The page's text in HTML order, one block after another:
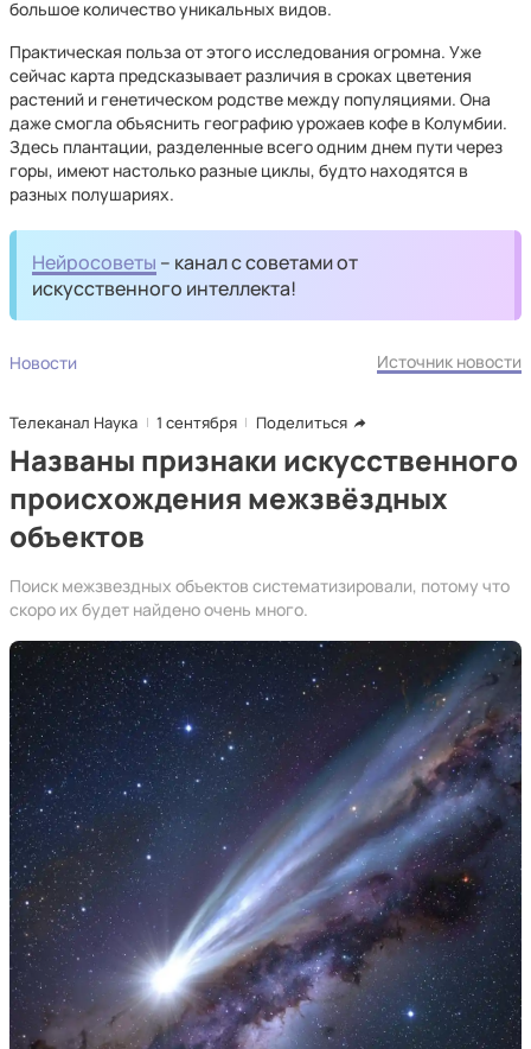
большое количество уникальных видов.
Практическая польза от этого исследования огромна. Уже
сейчас карта предсказывает различия в сроках цветения
растений и генетическом родстве между популяциями. Она
даже смогла объяснить географию урожаев кофе в Колумбии.
Здесь плантации, разделенные всего одним днем пути через
горы, имеют настолько разные циклы, будто находятся в
разных полушариях.
Нейросоветы – канал с советами от
искусственного интеллекта!
Новости Источник новости
Телеканал Наука 1 сентября Поделиться
Названы признаки искусственного
происхождения межзвёздных
объектов
Поиск межзвездных объектов систематизировали, потому что
скоро их будет найдено очень много.